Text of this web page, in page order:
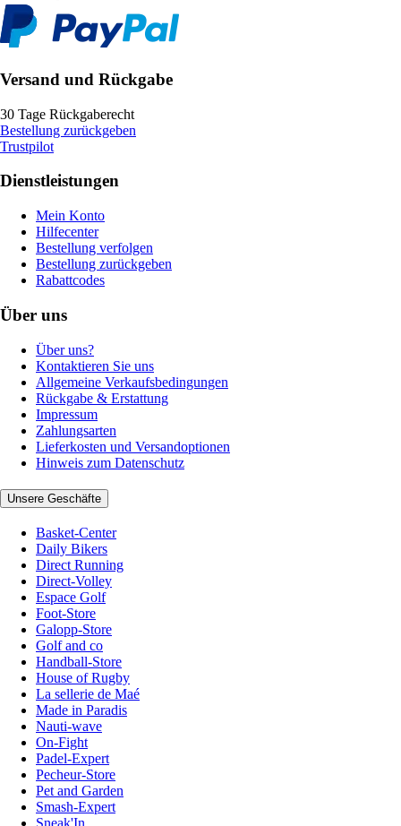
Versand und Rückgabe
30 Tage Rückgaberecht
Bestellung zurückgeben
Trustpilot
Dienstleistungen
Mein Konto
Hilfecenter
Bestellung verfolgen
Bestellung zurückgeben
Rabattcodes
Über uns
Über uns?
Kontaktieren Sie uns
Allgemeine Verkaufsbedingungen
Rückgabe & Erstattung
Impressum
Zahlungsarten
Lieferkosten und Versandoptionen
Hinweis zum Datenschutz
Unsere Geschäfte
Basket-Center
Daily Bikers
Direct Running
Direct-Volley
Espace Golf
Foot-Store
Galopp-Store
Golf and co
Handball-Store
House of Rugby
La sellerie de Maé
Made in Paradis
Nauti-wave
On-Fight
Padel-Expert
Pecheur-Store
Pet and Garden
Smash-Expert
Sneak'In